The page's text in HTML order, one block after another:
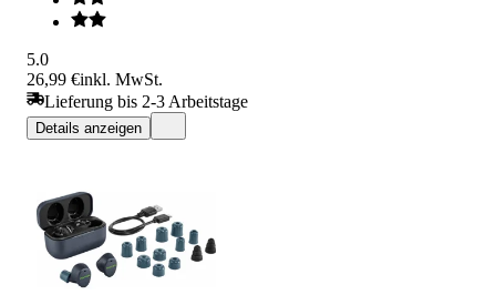
5.0
26,99 €inkl. MwSt.
Lieferung bis 2-3 Arbeitstage
Details anzeigen